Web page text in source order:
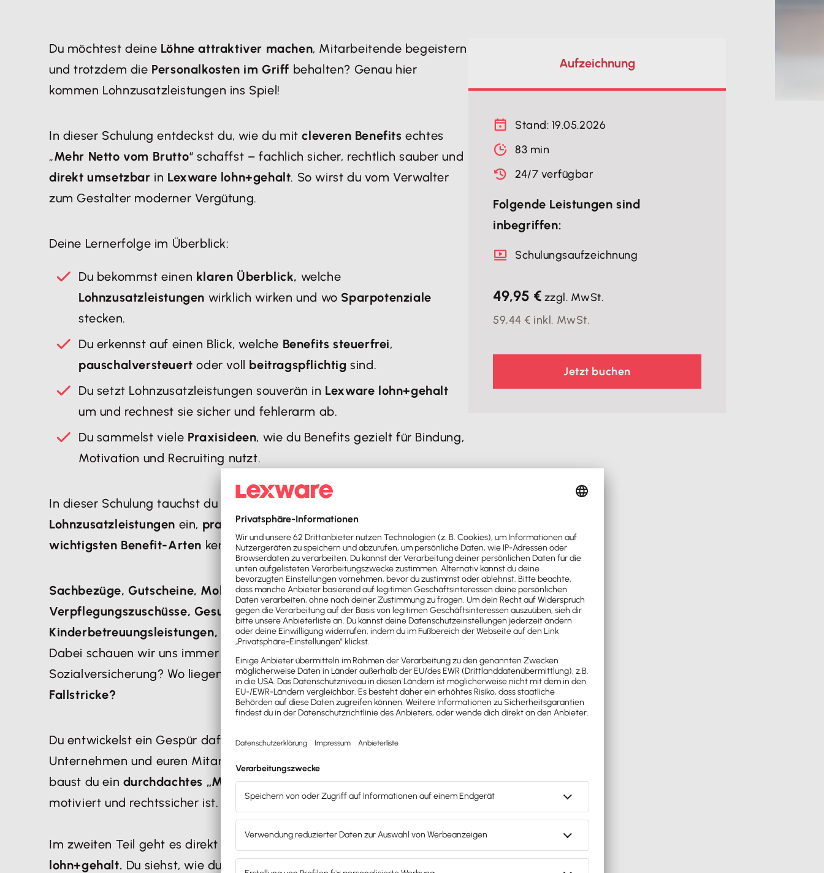
​Du möchtest deine Löhne attraktiver machen, Mitarbeitende begeistern
und trotzdem die Personalkosten im Griff behalten? Genau hier
kommen Lohnzusatzleistungen ins Spiel!
In dieser Schulung entdeckst du, wie du mitcleveren Benefits echtes
„Mehr Netto vom Brutto“ schaffst – fachlich sicher, rechtlich sauber und
direkt umsetzbar in Lexware lohn+gehalt. So wirst du vom Verwalter
zum Gestalter moderner Vergütung.
Deine Lernerfolge im Überblick:
Du bekommst einen klaren Überblick, welche
Lohnzusatzleistungen wirklich wirken und wo Sparpotenziale
stecken.
Du erkennst auf einen Blick, welche Benefits steuerfrei,
pauschalversteuert oder voll beitragspflichtigsind.
Du setzt Lohnzusatzleistungen souverän in Lexware lohn+gehalt
um und rechnest sie sicher und fehlerarm ab.
Du sammelst viele Praxisideen, wie du Benefits gezielt für Bindung,
Motivation und Recruiting nutzt.​
In dieser Schulung tauchst du Schritt für Schritt in die Welt der
Lohnzusatzleistungen ein, praxisnah und verständlich
wichtigsten Benefit-Arten kennen:
Sachbezüge, Gutscheine, Mobilitätsleistungen,
Verpflegungszuschüsse, Gesundheits- und
Kinderbetreuungsleistungen, betriebliche Altersversorgungund mehr.
Dabei schauen wir uns immer an: Wie wirkt das auf Netto, Steuer und
Sozialversicherung? Wo liegen
Grenzen, Freibeträgeundtypische
Fallstricke?
Du entwickelst ein Gespür dafür, welche Leistungen zu deinem
Unternehmen und euren Mitarbeitenden passen. Statt Zufalls-Benefits
baust du ein durchdachtes „Mehr Netto vom Brutto“-Paket,das
motiviert und rechtssicher ist.
Im zweiten Teil geht es direkt in die
Umsetzung mit Lexware
lohn+gehalt. Du siehst, wie du passende Lohnarten nutzt oder anlegst,
Aufzeichnung
Stand: 19.05.2026
83 min
24/7 verfügbar
Folgende Leistungen sind
inbegriffen:
Schulungsaufzeichnung
49,95 € zzgl. MwSt.
59,44 € inkl. MwSt.
Jetzt buchen